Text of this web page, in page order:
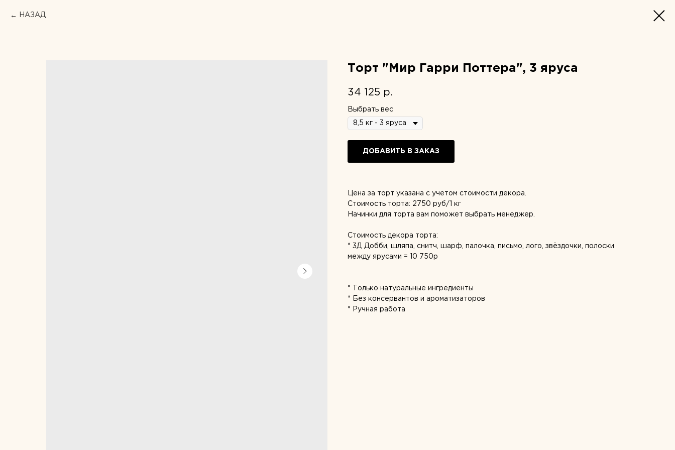
НАЗАД
Торт "Мир Гарри Поттера", 3 яруса
34 125 р.
Выбрать вес
ДОБАВИТЬ В ЗАКАЗ
Цена за торт указана с учетом стоимости декора.
Стоимость торта: 2750 руб/1 кг
Начинки для торта вам поможет выбрать менеджер.
Стоимость декора торта:
* 3Д Добби, шляпа, снитч, шарф, палочка, письмо, лого, звёздочки, полоски
между ярусами = 10 750р
* Только натуральные ингредиенты
* Без консервантов и ароматизаторов
* Ручная работа